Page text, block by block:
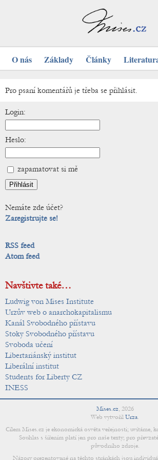
O nás Základy Články
Pro psaní komentářů je třeba se přihlásit.
Login:
Heslo:
zapamatovat si mě
Nemáte zde účet?
Zaregistrujte se!
RSS feed
Atom feed
Navštivte také…
Ludwig von Mises Institute
Urzův web o anarchokapitalismu
Kanál Svobodného přístavu
Stoky Svobodného přístavu
Svoboda učení
Libertariánský institut
Liberální institut
Students for Liberty CZ
INESS
Mises.cz, 2026
Web vytvořil Urza.
Cílem Mises.cz je ekonomická osvěta veřejnosti; uvítáme,
Souhlas s šířením platí jen pro naše texty; pro
původního zdroje.
Názory prezentované na těchto stránkách jsou